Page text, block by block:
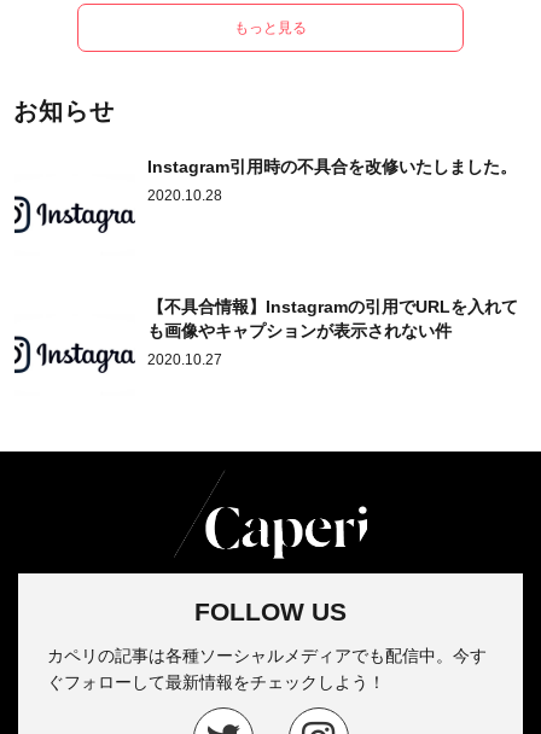
もっと見る
お知らせ
Instagram引用時の不具合を改修いたしました。
2020.10.28
【不具合情報】Instagramの引用でURLを入れて
も画像やキャプションが表示されない件
2020.10.27
FOLLOW US
カペリの記事は各種ソーシャルメディアでも配信中。今す
ぐフォローして最新情報をチェックしよう！